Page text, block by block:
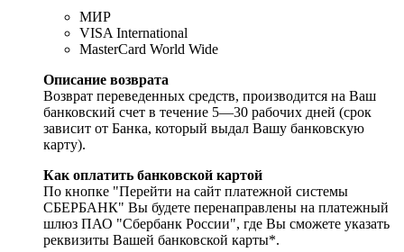
МИР
VISA International
MasterCard World Wide
Описание возврата
Возврат переведенных средств, производится на Ваш
банковский счет в течение 5—30 рабочих дней (срок
зависит от Банка, который выдал Вашу банковскую
карту).
Как оплатить банковской картой
По кнопке "Перейти на сайт платежной системы
СБЕРБАНК" Вы будете перенаправлены на платежный
шлюз ПАО "Сбербанк России", где Вы сможете указать
реквизиты Вашей банковской карты*.